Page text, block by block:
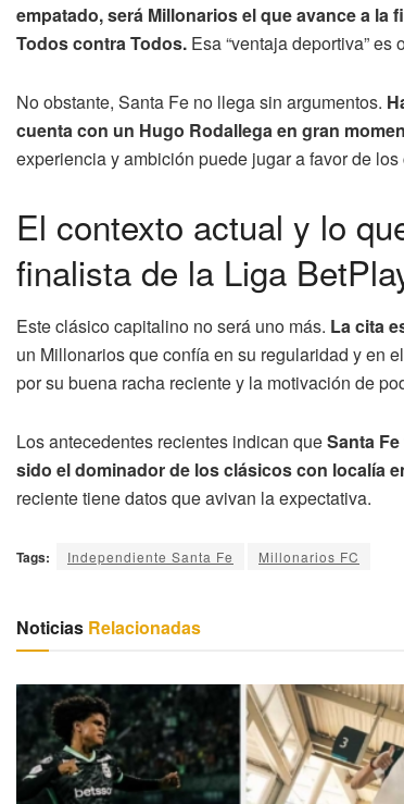
empatado, será Millonarios el que avance a la
Todos contra Todos. Esa “ventaja deportiva”
No obstante, Santa Fe no llega sin argumentos.
cuenta con un Hugo Rodallega en gran
experiencia y ambición puede jugar a favor de
El contexto actual y lo
finalista de la Liga
Este clásico capitalino no será uno más. La cita
un Millonarios que confía en su regularidad y en
por su buena racha reciente y la motivación de
Los antecedentes recientes indican queSanta
sido el dominador de los clásicos con localía
reciente tiene datos que avivan la expectativa.
Tags: Independiente Santa Fe Millonarios FC
Noticias Relacionadas